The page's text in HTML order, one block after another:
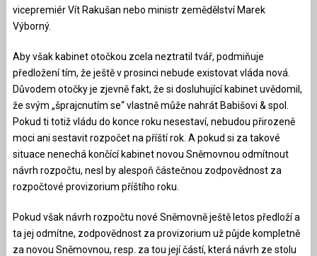
vicepremiér Vít Rakušan nebo ministr zemědělství Marek
Výborný.
Aby však kabinet otočkou zcela neztratil tvář, podmiňuje
předložení tím, že ještě v prosinci nebude existovat vláda nová.
Důvodem otočky je zjevně fakt, že si dosluhující kabinet uvědomil,
že svým „šprajcnutím se“ vlastně může nahrát Babišovi & spol.
Pokud ti totiž vládu do konce roku nesestaví, nebudou přirozeně
moci ani sestavit rozpočet na příští rok. A pokud si za takové
situace nenechá končící kabinet novou Sněmovnou odmítnout
návrh rozpočtu, nesl by alespoň částečnou zodpovědnost za
rozpočtové provizorium příštího roku.
Pokud však návrh rozpočtu nové Sněmovně ještě letos předloží a
ta jej odmítne, zodpovědnost za provizorium už půjde kompletně
za novou Sněmovnou, resp. za tou její částí, která návrh ze stolu